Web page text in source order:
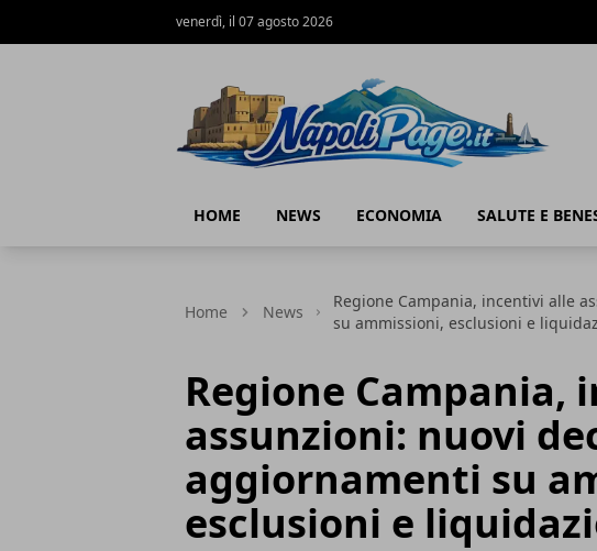
venerdì, il 07 agosto 2026
HOME NEWS ECONOMIA SALUTE E
Home News
Regione Campania, incentivi alle
su ammissioni, esclusioni e
Regione Campania,
assunzioni: nuovi
aggiornamenti su
esclusioni e